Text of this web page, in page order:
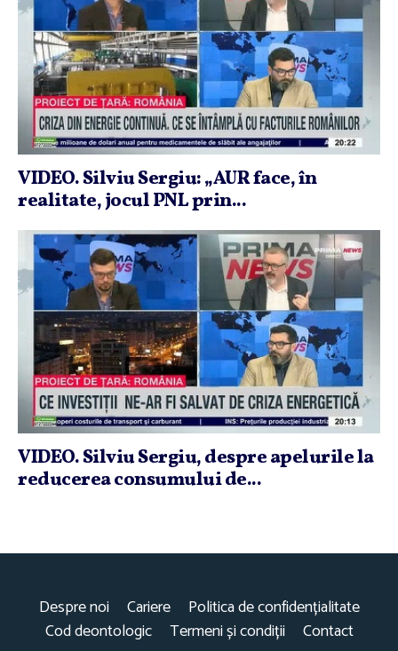
VIDEO. Silviu Sergiu: „AUR face, în
realitate, jocul PNL prin...
VIDEO. Silviu Sergiu, despre apelurile la
reducerea consumului de...
Despre noi Cariere
Politica de confidențialitate
Cod deontologic
Termeni și condiții Contact